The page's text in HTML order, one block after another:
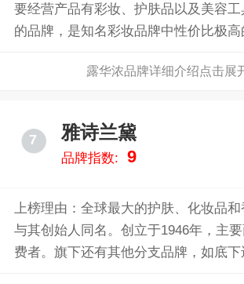
要经营产品有彩妆、护肤品以及美容
的品牌，是知名彩妆品牌中性价比极
露华浓品牌详细介绍点击展
7 雅诗兰黛
品牌指数: 9
上榜理由：全球最大的护肤、化妆品和
与其创始人同名。创立于1946年，主
费者。旗下还有其他分支品牌，如底